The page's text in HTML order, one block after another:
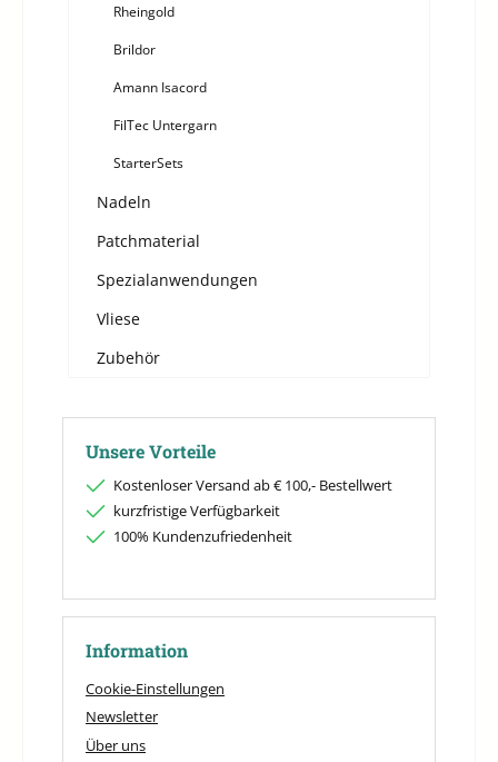
Rheingold
Brildor
Amann Isacord
FilTec Untergarn
StarterSets
Nadeln
Patchmaterial
Spezialanwendungen
Vliese
Zubehör
Unsere Vorteile
Kostenloser Versand ab € 100,- Bestellwert
kurzfristige Verfügbarkeit
100% Kundenzufriedenheit
Information
Cookie-Einstellungen
Newsletter
Über uns